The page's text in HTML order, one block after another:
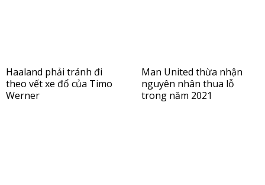
Haaland phải tránh đi
theo vết xe đổ của Timo
Werner
Man United thừa nhận
nguyên nhân thua lỗ
trong năm 2021